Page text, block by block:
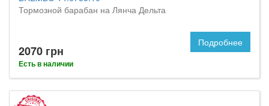
Тормозной барабан на Лянча Дельта
2070 грн
Есть в наличии
Подробнее